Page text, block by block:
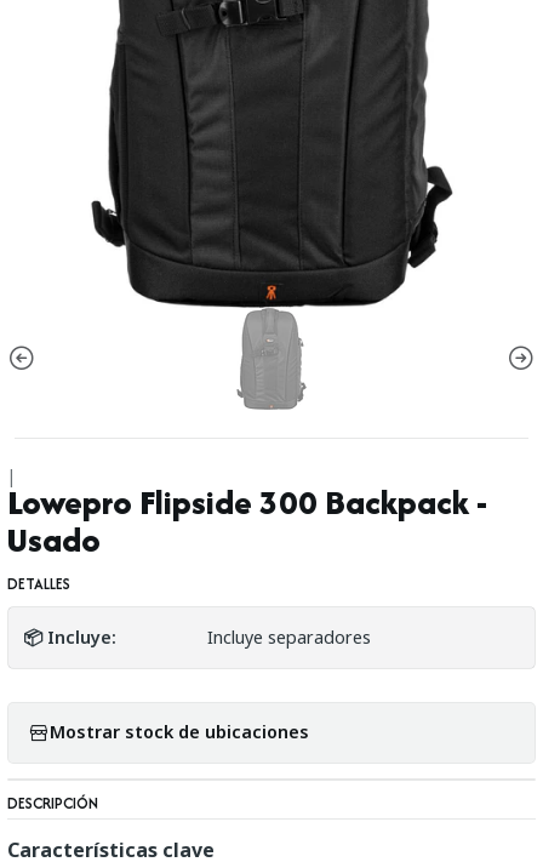
|
Lowepro Flipside 300 Backpack -
Usado
DETALLES
📦 Incluye: Incluye separadores
Mostrar stock de ubicaciones
DESCRIPCIÓN
Características clave